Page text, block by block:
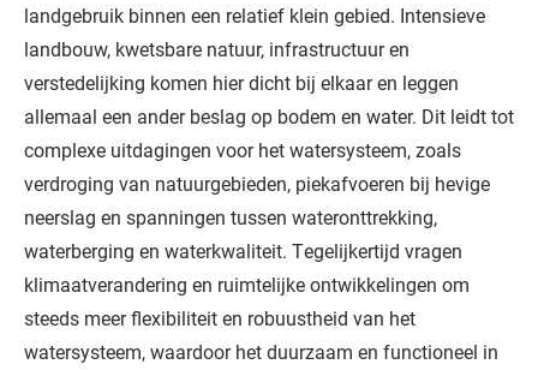
landgebruik binnen een relatief klein gebied. Intensieve
landbouw, kwetsbare natuur, infrastructuur en
verstedelijking komen hier dicht bij elkaar en leggen
allemaal een ander beslag op bodem en water. Dit leidt tot
complexe uitdagingen voor het watersysteem, zoals
verdroging van natuurgebieden, piekafvoeren bij hevige
neerslag en spanningen tussen wateronttrekking,
waterberging en waterkwaliteit. Tegelijkertijd vragen
klimaatverandering en ruimtelijke ontwikkelingen om
steeds meer flexibiliteit en robuustheid van het
watersysteem, waardoor het duurzaam en functioneel in